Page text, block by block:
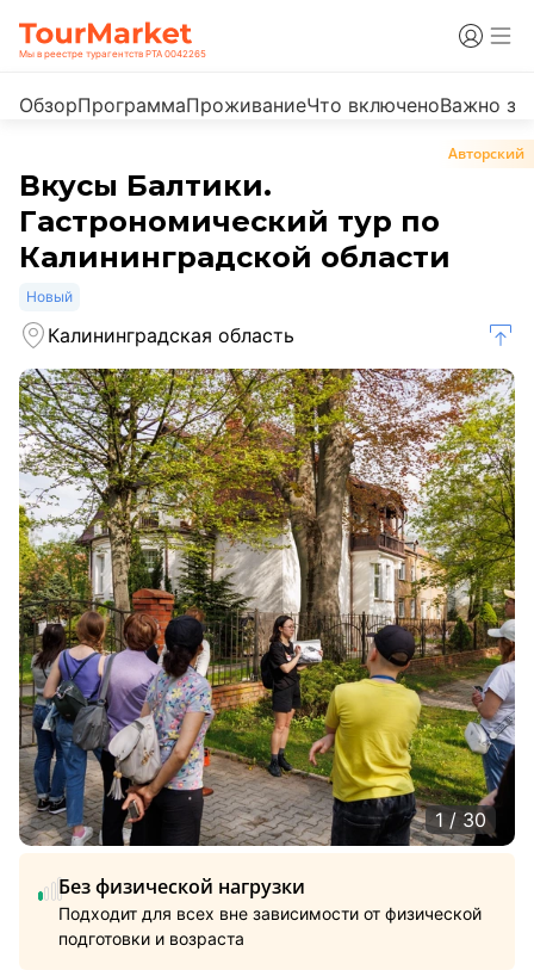
Мы в реестре турагентств РТА 0042265
ОбзорПрограммаПроживаниеЧто включеноВажно
Авторский
Вкусы Балтики.
Гастрономический тур по
Калининградской области
Новый
Калининградская область
1 / 30
Без физической нагрузки
Подходит для всех вне зависимости от физической
подготовки и возраста